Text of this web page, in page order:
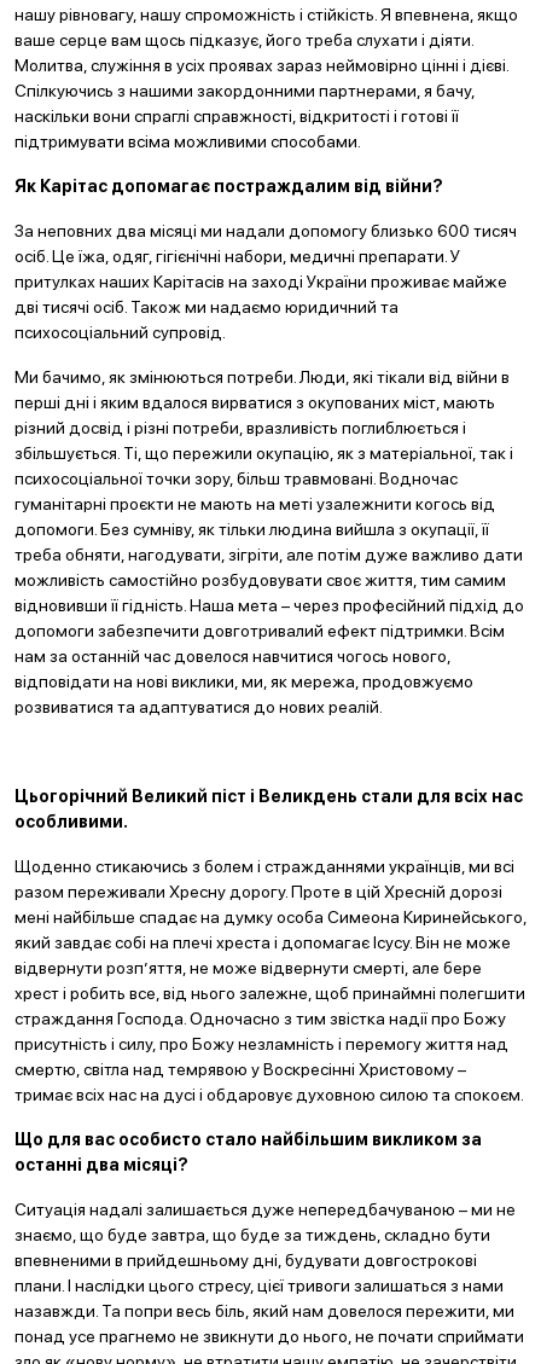
нашу рівновагу, нашу спроможність і стійкість. Я впевнена, якщо
ваше серце вам щось підказує, його треба слухати і діяти.
Молитва, служіння в усіх проявах зараз неймовірно цінні і дієві.
Спілкуючись з нашими закордонними партнерами, я бачу,
наскільки вони спраглі справжності, відкритості і готові її
підтримувати всіма можливими способами.
Як Карітас допомагає постраждалим від війни?
За неповних два місяці ми надали допомогу близько 600 тисяч
осіб. Це їжа, одяг, гігієнічні набори, медичні препарати. У
притулках наших Карітасів на заході України проживає майже
дві тисячі осіб. Також ми надаємо юридичний та
психосоціальний супровід.
Ми бачимо, як змінюються потреби. Люди, які тікали від війни в
перші дні і яким вдалося вирватися з окупованих міст, мають
різний досвід і різні потреби, вразливість поглиблюється і
збільшується. Ті, що пережили окупацію, як з матеріальної, так і
психосоціальної точки зору, більш травмовані. Водночас
гуманітарні проєкти не мають на меті узалежнити когось від
допомоги. Без сумніву, як тільки людина вийшла з окупації, її
треба обняти, нагодувати, зігріти, але потім дуже важливо дати
можливість самостійно розбудовувати своє життя, тим самим
відновивши її гідність. Наша мета – через професійний підхід до
допомоги забезпечити довготривалий ефект підтримки. Всім
нам за останній час довелося навчитися чогось нового,
відповідати на нові виклики, ми, як мережа, продовжуємо
розвиватися та адаптуватися до нових реалій.
Цьогорічний Великий піст і Великдень стали для всіх нас
особливими.
Щоденно стикаючись з болем і стражданнями українців, ми всі
разом переживали Хресну дорогу. Проте в цій Хресній дорозі
мені найбільше спадає на думку особа Симеона Киринейського,
який завдає собі на плечі хреста і допомагає Ісусу. Він не може
відвернути розп’яття, не може відвернути смерті, але бере
хрест і робить все, від нього залежне, щоб принаймні полегшити
страждання Господа. Одночасно з тим звістка надії про Божу
присутність і силу, про Божу незламність і перемогу життя над
смертю, світла над темрявою у Воскресінні Христовому –
тримає всіх нас на дусі і обдаровує духовною силою та спокоєм.
Що для вас особисто стало найбільшим викликом за
останні два місяці?
Ситуація надалі залишається дуже непередбачуваною – ми не
знаємо, що буде завтра, що буде за тиждень, складно бути
впевненими в прийдешньому дні, будувати довгострокові
плани. І наслідки цього стресу, цієї тривоги залишаться з нами
назавжди. Та попри весь біль, який нам довелося пережити, ми
понад усе прагнемо не звикнути до нього, не почати сприймати